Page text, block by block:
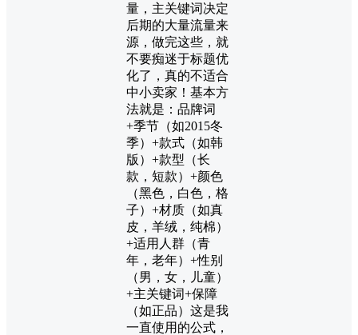
量，主关键词决定
后期的大量流量来
源，做完这些，就
不要痴迷于标题优
化了，真的不适合
中小卖家！基本方
法就是：品牌词
+季节（如2015冬
季）+款式（如韩
版）+款型（长
款，短款）+颜色
（黑色，白色，格
子）+材质（如真
皮，羊绒，纯棉）
+适用人群（青
年，老年）+性别
（男，女，儿童）
+主关键词+保障
（如正品）这是我
一直使用的公式，